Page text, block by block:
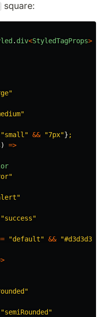
square:
. div<StyledTagProps>
"
"
"small " && "7px"} ;
)
=>
"
"
"success"
"default" && "#d3d3d3
"
"semiRounded "